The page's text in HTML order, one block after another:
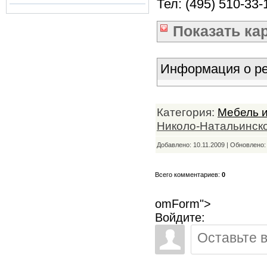
Тел: (495) 510-
Показать
Информация о
Категория: Мебель
Николо-
Добавлено: 10.11.2009 | Обновлено:
Всего комментариев: 0
omForm">
Войдите: